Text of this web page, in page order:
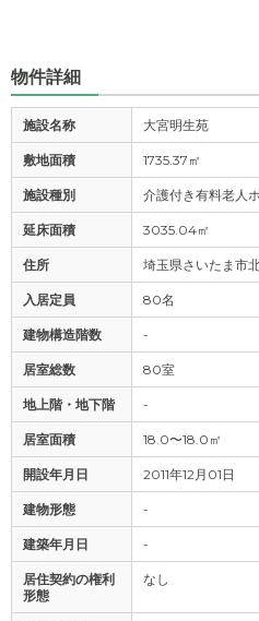
物件詳細
施設名称 大宮明生苑
敷地面積 1735.37㎡
施設種別 介護付き有料老人
延床面積 3035.04㎡
住所 埼玉県さいたま市
入居定員 80名
建物構造階数 -
居室総数 80室
地上階・地下階 -
居室面積 18.0〜18.0㎡
開設年月日 2011年12月01日
建物形態 -
建築年月日 -
居住契約の権利
形態
なし